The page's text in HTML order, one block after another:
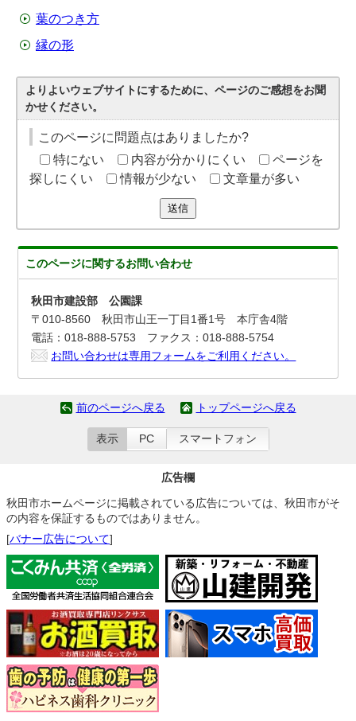
葉のつき方
縁の形
よりよいウェブサイトにするために、ページのご感想をお聞
かせください。
このページに問題点はありましたか?
特にない
内容が分かりにくい
ページを
探しにくい
情報が少ない 文章量が多い
送信
このページに関するお問い合わせ
秋田市建設部 公園課
〒010-8560 秋田市山王一丁目1番1号 本庁舎4階
電話：018-888-5753 ファクス：018-888-5754
お問い合わせは専用フォームをご利用ください。
前のページへ戻る トップページへ戻る
表示 PC スマートフォン
広告欄
秋田市ホームページに掲載されている広告については、秋田市がそ
の内容を保証するものではありません。
[バナー広告について]